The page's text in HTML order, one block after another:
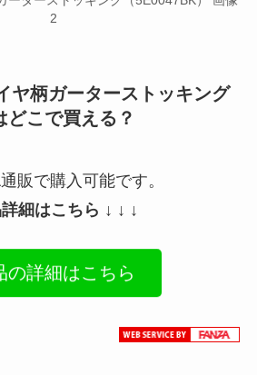
2
ヤ柄ガーターストッキング
どこで買える？
販で購入可能です。
細はこちら ↓ ↓ ↓
の詳細はこちら